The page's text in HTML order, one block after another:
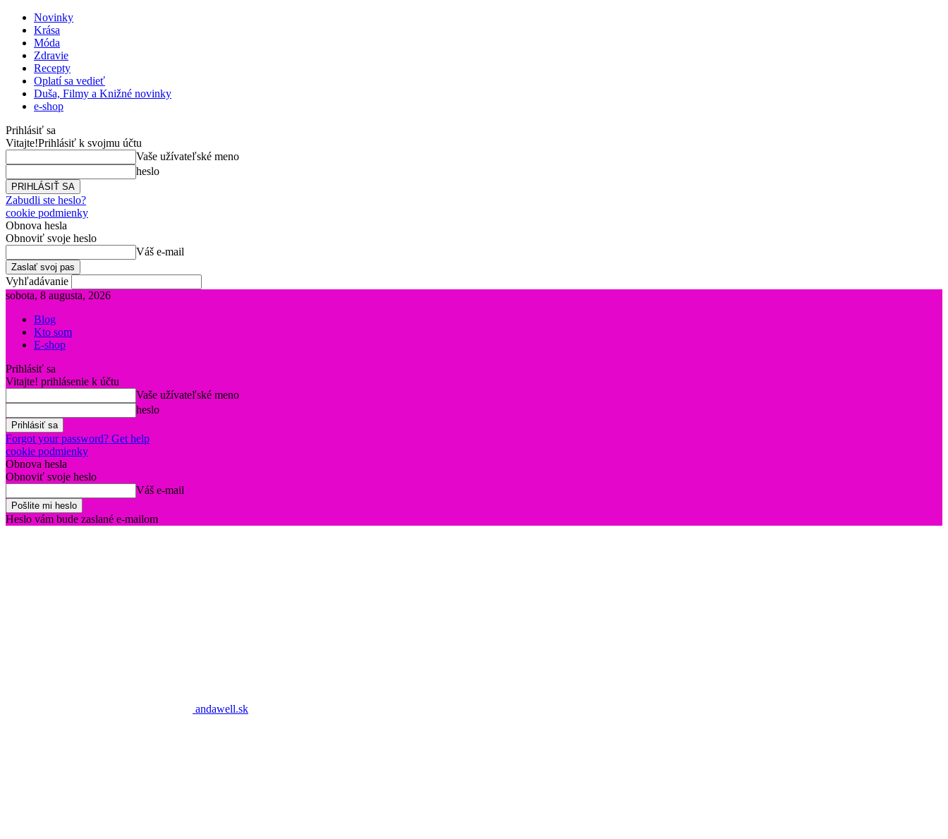
Novinky
Krása
Móda
Zdravie
Recepty
Oplatí sa vedieť
Duša, Filmy a Knižné novinky
e-shop
Prihlásiť sa
Vitajte!Prihlásiť k svojmu účtu
Vaše užívateľské meno
heslo
Zabudli ste heslo?
cookie podmienky
Obnova hesla
Obnoviť svoje heslo
Váš e-mail
Vyhľadávanie
sobota, 8 augusta, 2026
Blog
Kto som
E-shop
Prihlásiť sa
Vitajte! prihlásenie k účtu
Vaše užívateľské meno
heslo
Forgot your password? Get help
cookie podmienky
Obnova hesla
Obnoviť svoje heslo
Váš e-mail
Heslo vám bude zaslané e-mailom
andawell.sk